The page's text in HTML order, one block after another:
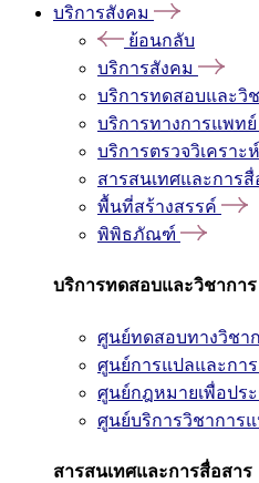
บริการสังคม
ย้อนกลับ
บริการสังคม
บริการทดสอบและวิ
บริการทางการแพทย์
บริการตรวจวิเครา
สารสนเทศและการสื่
พื้นที่สร้างสรรค์
พิพิธภัณฑ์
บริการทดสอบและวิชาการ
ศูนย์ทดสอบทางวิชา
ศูนย์การแปลและกา
ศูนย์กฎหมายเพื่อปร
ศูนย์บริการวิชาการ
สารสนเทศและการสื่อสาร